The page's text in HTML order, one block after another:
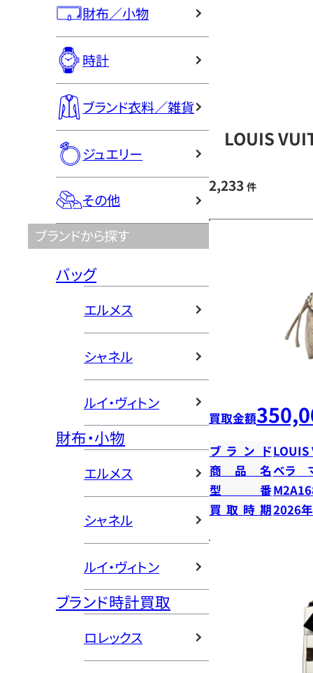
財布／小物
時計
ブランド衣料／雑貨
ジュエリー
その他
ブランドから探す
バッグ
エルメス
シャネル
ルイ・ヴィトン
財布・小物
エルメス
シャネル
ルイ・ヴィトン
ブランド時計買取
ロレックス
LOUIS
2,233 件
買取金額
ブランドLOUIS
商品名ベラ
型番
買取時期2026